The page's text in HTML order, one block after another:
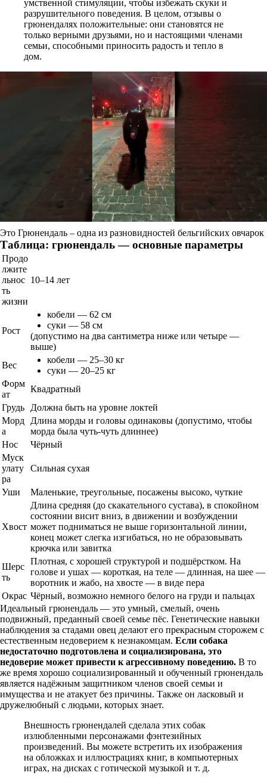
умственной стимуляции, чтобы избежать скуки и
разрушительного поведения. В целом, отзывы о
грюнендалях положительные: они становятся не
только верными друзьями, но и настоящими членами
семьи, способными приносить радость и тепло в
дом.
Это Грюнендаль – одна из разновидностей бельгийских овчарок
Таблица: грюнендаль — основные параметры
Продо
лжите
льнос
ть
жизни
10–14 лет
Рост
кобели — 62 см
суки — 58 см
(допустимо на два сантиметра ниже или четыре —
выше)
Вес
кобели — 25–30 кг
суки — 20–25 кг
Форм
ат
Квадратный
Грудь
Должна быть на уровне локтей
Морд
а
Длина морды и головы одинаковы (допустимо, чтобы
морда была чуть-чуть длиннее)
Нос
Чёрный
Муск
улату
ра
Сильная сухая
Уши Маленькие, треугольные, посажены высоко, чуткие
Хвост
Длина средняя (до скакательного сустава), в спокойном
состоянии висит вниз, в движении и возбуждении
может подниматься не выше горизонтальной линии,
конец может слегка изгибаться, но не образовывать
крючка или завитка
Шерс
ть
Плотная, с хорошей структурой и подшёрстком. На
голове и ушах — короткая, на теле — длинная, на шее —
воротник и жабо, на хвосте — в виде пера
Окрас Чёрный, возможно немного белого на груди и пальцах
Идеальный грюнендаль — это умный, смелый, очень
подвижный, преданный своей семье пёс. Генетические навыки
наблюдения за стадами овец делают его прекрасным сторожем с
естественным недоверием к незнакомцам. Если собака
недостаточно подготовлена и социализирована, это
недоверие может привести к агрессивному поведению. В то
же время хорошо социализированный и обученный грюнендаль
является надёжным защитником членов своей семьи и
имущества и не атакует без причины. Также он ласковый и
дружелюбный с людьми, которых знает.
Внешность грюнендалей сделала этих собак
излюбленными персонажами фэнтезийных
произведений. Вы можете встретить их изображения
на обложках и иллюстрациях книг, в компьютерных
играх, на дисках с готической музыкой и т. д.